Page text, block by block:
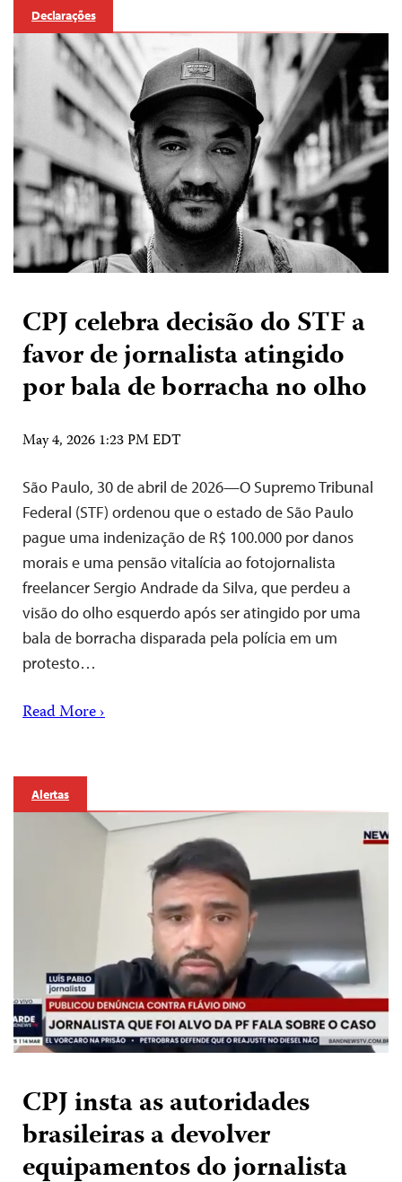
Declarações
CPJ celebra decisão do STF a
favor de jornalista atingido
por bala de borracha no olho
May 4, 2026 1:23 PM EDT
São Paulo, 30 de abril de 2026—O Supremo Tribunal
Federal (STF) ordenou que o estado de São Paulo
pague uma indenização de R$ 100.000 por danos
morais e uma pensão vitalícia ao fotojornalista
freelancer Sergio Andrade da Silva, que perdeu a
visão do olho esquerdo após ser atingido por uma
bala de borracha disparada pela polícia em um
protesto…
Read More ›
Alertas
CPJ insta as autoridades
brasileiras a devolver
equipamentos do jornalista